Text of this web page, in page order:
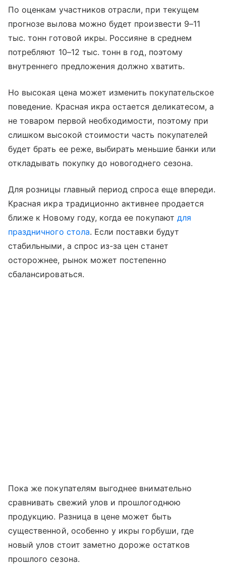
По оценкам участников отрасли, при текущем
прогнозе вылова можно будет произвести 9–11
тыс. тонн готовой икры. Россияне в среднем
потребляют 10–12 тыс. тонн в год, поэтому
внутреннего предложения должно хватить.
Но высокая цена может изменить покупательское
поведение. Красная икра остается деликатесом, а
не товаром первой необходимости, поэтому при
слишком высокой стоимости часть покупателей
будет брать ее реже, выбирать меньшие банки или
откладывать покупку до новогоднего сезона.
Для розницы главный период спроса еще впереди.
Красная икра традиционно активнее продается
ближе к Новому году, когда ее покупают для
праздничного стола. Если поставки будут
стабильными, а спрос из-за цен станет
осторожнее, рынок может постепенно
сбалансироваться.
Пока же покупателям выгоднее внимательно
сравнивать свежий улов и прошлогоднюю
продукцию. Разница в цене может быть
существенной, особенно у икры горбуши, где
новый улов стоит заметно дороже остатков
прошлого сезона.